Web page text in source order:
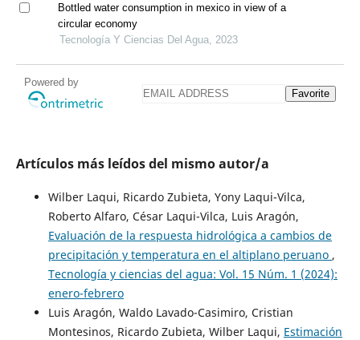
Bottled water consumption in mexico in view of a
circular economy
Tecnología Y Ciencias Del Agua, 2023
Powered by
Favorite
Artículos más leídos del mismo autor/a
Wilber Laqui, Ricardo Zubieta, Yony Laqui-Vilca,
Roberto Alfaro, César Laqui-Vilca, Luis Aragón,
Evaluación de la respuesta hidrológica a cambios de
precipitación y temperatura en el altiplano peruano ,
Tecnología y ciencias del agua: Vol. 15 Núm. 1 (2024):
enero-febrero
Luis Aragón, Waldo Lavado-Casimiro, Cristian
Montesinos, Ricardo Zubieta, Wilber Laqui, Estimación